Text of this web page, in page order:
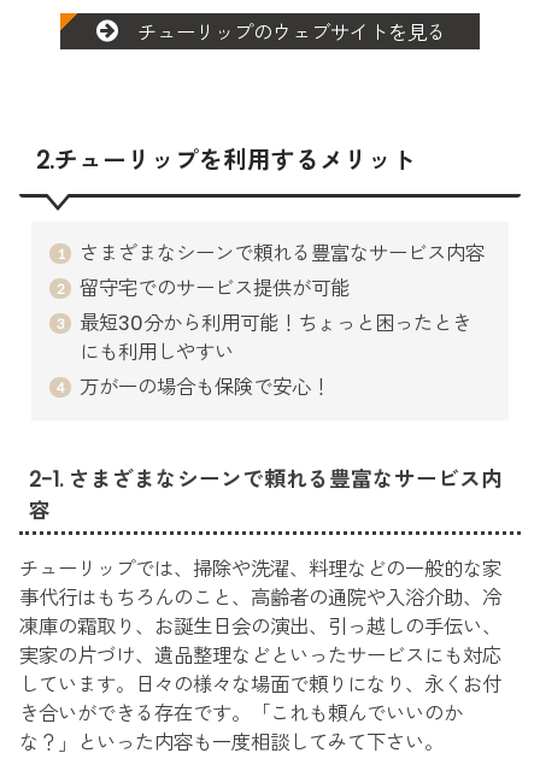
チューリップのウェブサイトを見る
2.チューリップを利用するメリット
さまざまなシーンで頼れる豊富なサービス内容
留守宅でのサービス提供が可能
最短30分から利用可能！ちょっと困ったとき
にも利用しやすい
万が一の場合も保険で安心！
2-1. さまざまなシーンで頼れる豊富なサービス内
容
チューリップでは、掃除や洗濯、料理などの一般的な家
事代行はもちろんのこと、高齢者の通院や入浴介助、冷
凍庫の霜取り、お誕生日会の演出、引っ越しの手伝い、
実家の片づけ、遺品整理などといったサービスにも対応
しています。日々の様々な場面で頼りになり、永くお付
き合いができる存在です。「これも頼んでいいのか
な？」といった内容も一度相談してみて下さい。